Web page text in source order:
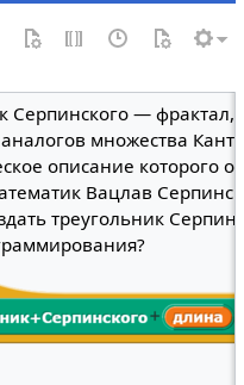
Серпинского — фрактал,
множества
описание которого
Вацлав
треугольник